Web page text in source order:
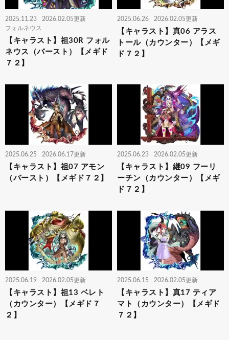
2025.11.23
2026.02.05更新
フォルネウス
【キャラスト】祖30R フォル
ネウス（バースト）【メギド
７２】
2025.06.26 2026.02.05更新
【キャラスト】真06 アラス
トール（カウンター）【メギ
ド７２】
2025.06.25 2026.06.17更新
【キャラスト】祖07 アモン
（バースト）【メギド７２】
2025.06.23 2026.02.05更新
【キャラスト】継09 フーリ
ーチン（カウンター）【メギ
ド７２】
2025.06.19 2026.02.05更新
【キャラスト】祖13 ベレト
（カウンター）【メギド７
２】
2025.06.15 2026.02.05更新
【キャラスト】真17 ティア
マト（カウンター）【メギド
７２】